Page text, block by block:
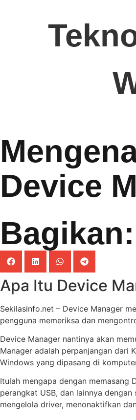
Device
Bagikan:
Apa Itu Device
Sekilasinfo.net – Device Manager
pengguna memeriksa dan
Device Manager nantinya akan
Manager adalah perpanjangan dari
Windows yang dipasang di
Itulah mengapa dengan
perangkat USB, dan lainnya
mengelola driver, menonaktifkan